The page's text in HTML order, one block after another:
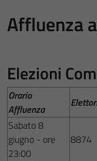
Affluenza
Elezioni
Orario
Affluenza
Sabato 8
giugno - ore
23:00
8874